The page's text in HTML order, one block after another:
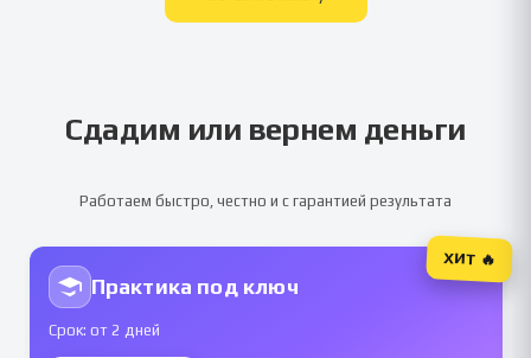
Сдадим или вернем деньги
Работаем быстро, честно и с гарантией результата
Практика под ключ
Срок: от 2 дней
ХИТ 🔥